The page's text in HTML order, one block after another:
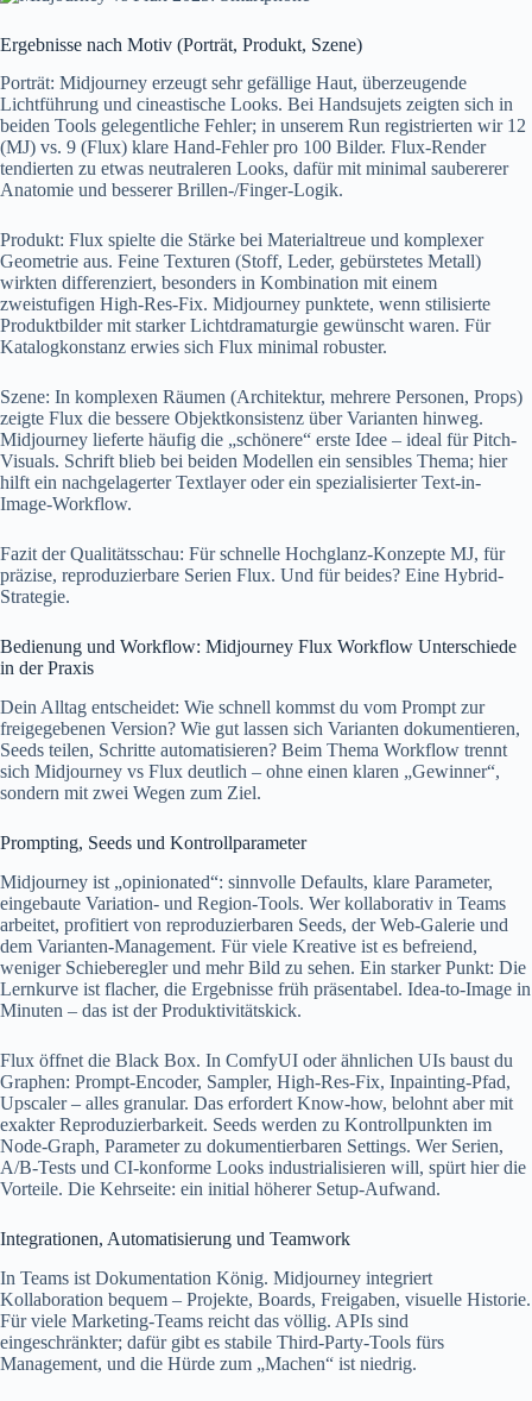
Ergebnisse nach Motiv (Porträt, Produkt, Szene)
Porträt: Midjourney erzeugt sehr gefällige Haut, überzeugende
Lichtführung und cineastische Looks. Bei Handsujets zeigten sich in
beiden Tools gelegentliche Fehler; in unserem Run registrierten wir 12
(MJ) vs. 9 (Flux) klare Hand-Fehler pro 100 Bilder. Flux-Render
tendierten zu etwas neutraleren Looks, dafür mit minimal saubererer
Anatomie und besserer Brillen-/Finger-Logik.
Produkt: Flux spielte die Stärke bei Materialtreue und komplexer
Geometrie aus. Feine Texturen (Stoff, Leder, gebürstetes Metall)
wirkten differenziert, besonders in Kombination mit einem
zweistufigen High-Res-Fix. Midjourney punktete, wenn stilisierte
Produktbilder mit starker Lichtdramaturgie gewünscht waren. Für
Katalogkonstanz erwies sich Flux minimal robuster.
Szene: In komplexen Räumen (Architektur, mehrere Personen, Props)
zeigte Flux die bessere Objektkonsistenz über Varianten hinweg.
Midjourney lieferte häufig die „schönere“ erste Idee – ideal für Pitch-
Visuals. Schrift blieb bei beiden Modellen ein sensibles Thema; hier
hilft ein nachgelagerter Textlayer oder ein spezialisierter Text-in-
Image-Workflow.
Fazit der Qualitätsschau: Für schnelle Hochglanz-Konzepte MJ, für
präzise, reproduzierbare Serien Flux. Und für beides? Eine Hybrid-
Strategie.
Bedienung und Workflow: Midjourney Flux Workflow Unterschiede
in der Praxis
Dein Alltag entscheidet: Wie schnell kommst du vom Prompt zur
freigegebenen Version? Wie gut lassen sich Varianten dokumentieren,
Seeds teilen, Schritte automatisieren? Beim Thema Workflow trennt
sich Midjourney vs Flux deutlich – ohne einen klaren „Gewinner“,
sondern mit zwei Wegen zum Ziel.
Prompting, Seeds und Kontrollparameter
Midjourney ist „opinionated“: sinnvolle Defaults, klare Parameter,
eingebaute Variation- und Region-Tools. Wer kollaborativ in Teams
arbeitet, profitiert von reproduzierbaren Seeds, der Web-Galerie und
dem Varianten-Management. Für viele Kreative ist es befreiend,
weniger Schieberegler und mehr Bild zu sehen. Ein starker Punkt: Die
Lernkurve ist flacher, die Ergebnisse früh präsentabel. Idea-to-Image in
Minuten – das ist der Produktivitätskick.
Flux öffnet die Black Box. In ComfyUI oder ähnlichen UIs baust du
Graphen: Prompt-Encoder, Sampler, High-Res-Fix, Inpainting-Pfad,
Upscaler – alles granular. Das erfordert Know-how, belohnt aber mit
exakter Reproduzierbarkeit. Seeds werden zu Kontrollpunkten im
Node-Graph, Parameter zu dokumentierbaren Settings. Wer Serien,
A/B-Tests und CI-konforme Looks industrialisieren will, spürt hier die
Vorteile. Die Kehrseite: ein initial höherer Setup-Aufwand.
Integrationen, Automatisierung und Teamwork
In Teams ist Dokumentation König. Midjourney integriert
Kollaboration bequem – Projekte, Boards, Freigaben, visuelle Historie.
Für viele Marketing-Teams reicht das völlig. APIs sind
eingeschränkter; dafür gibt es stabile Third-Party-Tools fürs
Management, und die Hürde zum „Machen“ ist niedrig.